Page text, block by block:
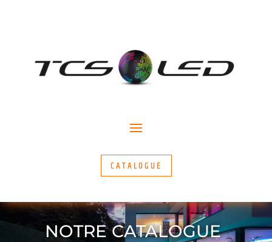
CATALOGUE
NOTRE CATALOGUE